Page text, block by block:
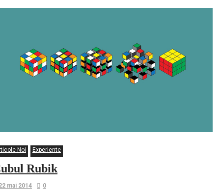
Noi Experiente
Rubik
mai 2014 0